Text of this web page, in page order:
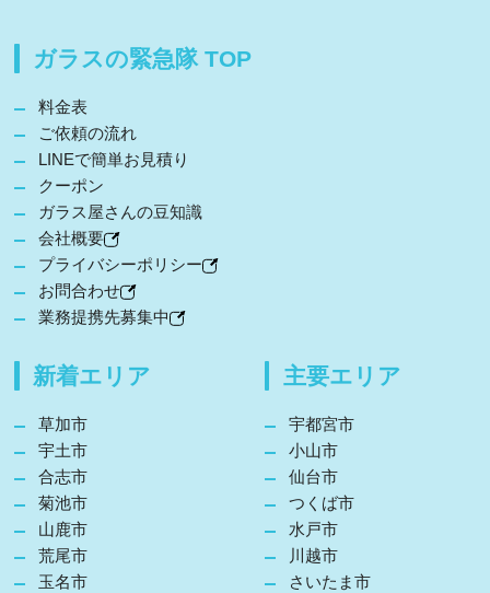
ガラスの緊急隊 TOP
料金表
ご依頼の流れ
LINEで簡単お見積り
クーポン
ガラス屋さんの豆知識
会社概要
プライバシーポリシー
お問合わせ
業務提携先募集中
新着エリア
草加市
宇土市
合志市
菊池市
山鹿市
荒尾市
玉名市
主要エリア
宇都宮市
小山市
仙台市
つくば市
水戸市
川越市
さいたま市